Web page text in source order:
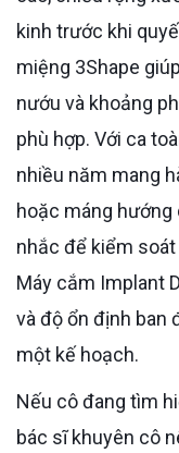
kinh trước khi
miệng 3Shape
nướu và khoảng
phù hợp. Với ca
nhiều năm mang
hoặc máng
nhắc để kiểm
Máy cắm Implant
và độ ổn định ban
một kế hoạch.
Nếu cô đang tìm
bác sĩ khuyên cô